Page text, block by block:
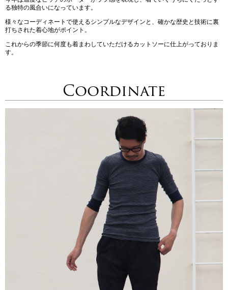
る独特の風合いになっています。
様々なコーディネートで使えるシンプルなデザインと、確かな歴史と技術に裏
打ちされた着心地がポイント。
これからの季節に何度も着まわしていただけるカットソーに仕上がっておりま
す。
Coordinate